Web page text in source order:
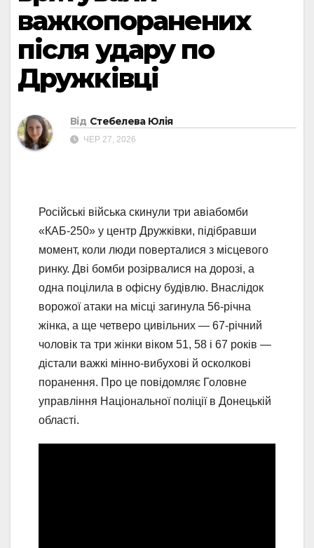
важкопоранених
після удару по
Дружківці
Від Стебелева Юлія
ЧЕР 27, 2026
Російські війська скинули три авіабомби
«КАБ-250» у центр Дружківки, підібравши
момент, коли люди поверталися з місцевого
ринку. Дві бомби розірвалися на дорозі, а
одна поцілила в офісну будівлю. Внаслідок
ворожої атаки на місці загинула 56-річна
жінка, а ще четверо цивільних — 67-річний
чоловік та три жінки віком 51, 58 і 67 років —
дістали важкі мінно-вибухові й осколкові
поранення. Про це повідомляє Головне
управління Національної поліції в Донецькій
області.